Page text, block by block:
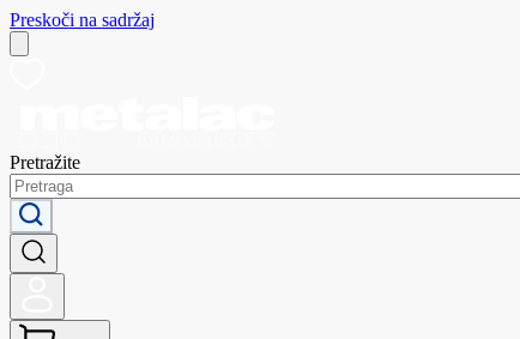
Preskoči na sadržaj
Pretražite